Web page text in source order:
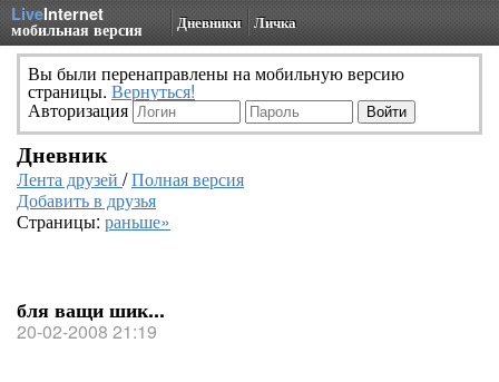
LiveInternet
мобильная версия Дневники Личка
Вы были перенаправлены на мобильную версию
страницы. Вернуться!
Авторизация
Дневник
Лента друзей /Полная версия
Добавить в друзья
Страницы: раньше»
бля ващи шик...
20-02-2008 21:19